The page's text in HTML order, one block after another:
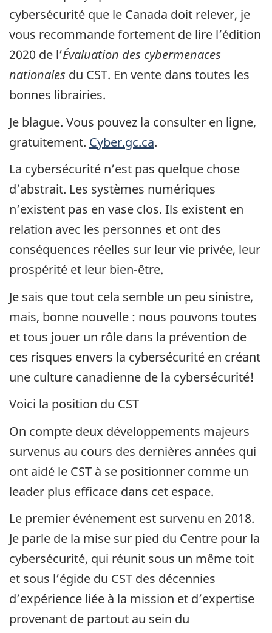
cybersécurité que le Canada doit relever, je
vous recommande fortement de lire l’édition
2020 de l’Évaluation des cybermenaces
nationales du CST. En vente dans toutes les
bonnes librairies.
Je blague. Vous pouvez la consulter en ligne,
gratuitement. Cyber.gc.ca.
La cybersécurité n’est pas quelque chose
d’abstrait. Les systèmes numériques
n’existent pas en vase clos. Ils existent en
relation avec les personnes et ont des
conséquences réelles sur leur vie privée, leur
prospérité et leur bien-être.
Je sais que tout cela semble un peu sinistre,
mais, bonne nouvelle : nous pouvons toutes
et tous jouer un rôle dans la prévention de
ces risques envers la cybersécurité en créant
une culture canadienne de la cybersécurité!
Voici la position du CST
On compte deux développements majeurs
survenus au cours des dernières années qui
ont aidé le CST à se positionner comme un
leader plus efficace dans cet espace.
Le premier événement est survenu en 2018.
Je parle de la mise sur pied du Centre pour la
cybersécurité, qui réunit sous un même toit
et sous l’égide du CST des décennies
d’expérience liée à la mission et d’expertise
provenant de partout au sein du